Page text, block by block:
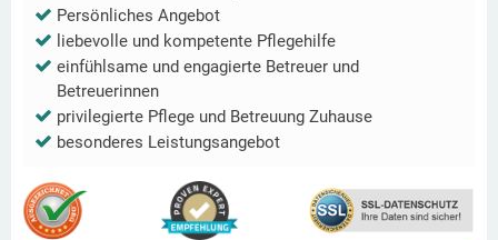
Persönliches Angebot
liebevolle und kompetente Pflegehilfe
einfühlsame und engagierte Betreuer und
Betreuerinnen
privilegierte Pflege und Betreuung Zuhause
besonderes Leistungsangebot